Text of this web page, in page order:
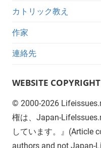
カトリック教え
作家
連絡先
WEBSITE COPYRIGHT
© 2000-2026
権は、Japan-
しています。』(Article
authors and not Japan-